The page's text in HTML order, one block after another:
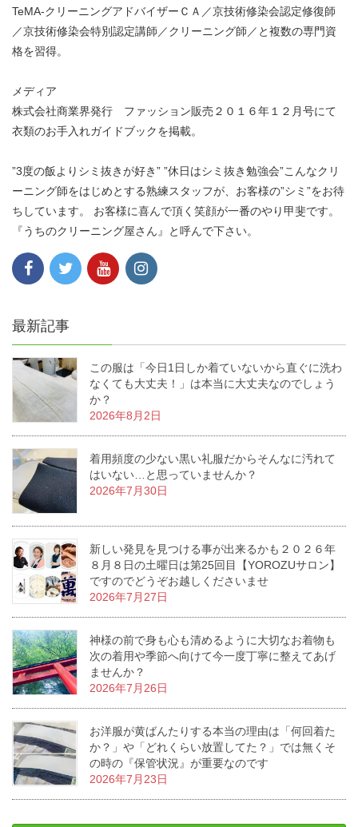
TeMA-クリーニングアドバイザーＣＡ／京技術修染会認定修復師
／京技術修染会特別認定講師／クリーニング師／と複数の専門資
格を習得。
メディア
株式会社商業界発行 ファッション販売２０１６年１２月号にて
衣類のお手入れガイドブックを掲載。
”3度の飯よりシミ抜きが好き” ”休日はシミ抜き勉強会”こんなクリ
ーニング師をはじめとする熟練スタッフが、お客様の”シミ”をお待
ちしています。 お客様に喜んで頂く笑顔が一番のやり甲斐です。
『うちのクリーニング屋さん』と呼んで下さい。
最新記事
この服は「今日1日しか着ていないから直ぐに洗わ
なくても大丈夫！」は本当に大丈夫なのでしょう
か？
2026年8月2日
着用頻度の少ない黒い礼服だからそんなに汚れて
はいない…と思っていませんか？
2026年7月30日
新しい発見を見つける事が出来るかも２０２６年
８月８日の土曜日は第25回目【YOROZUサロン】
ですのでどうぞお越しくださいませ
2026年7月27日
神様の前で身も心も清めるように大切なお着物も
次の着用や季節へ向けて今一度丁寧に整えてあげ
ませんか？
2026年7月26日
お洋服が黄ばんたりする本当の理由は「何回着た
か？」や「どれくらい放置してた？」では無くそ
の時の『保管状況』が重要なのです
2026年7月23日